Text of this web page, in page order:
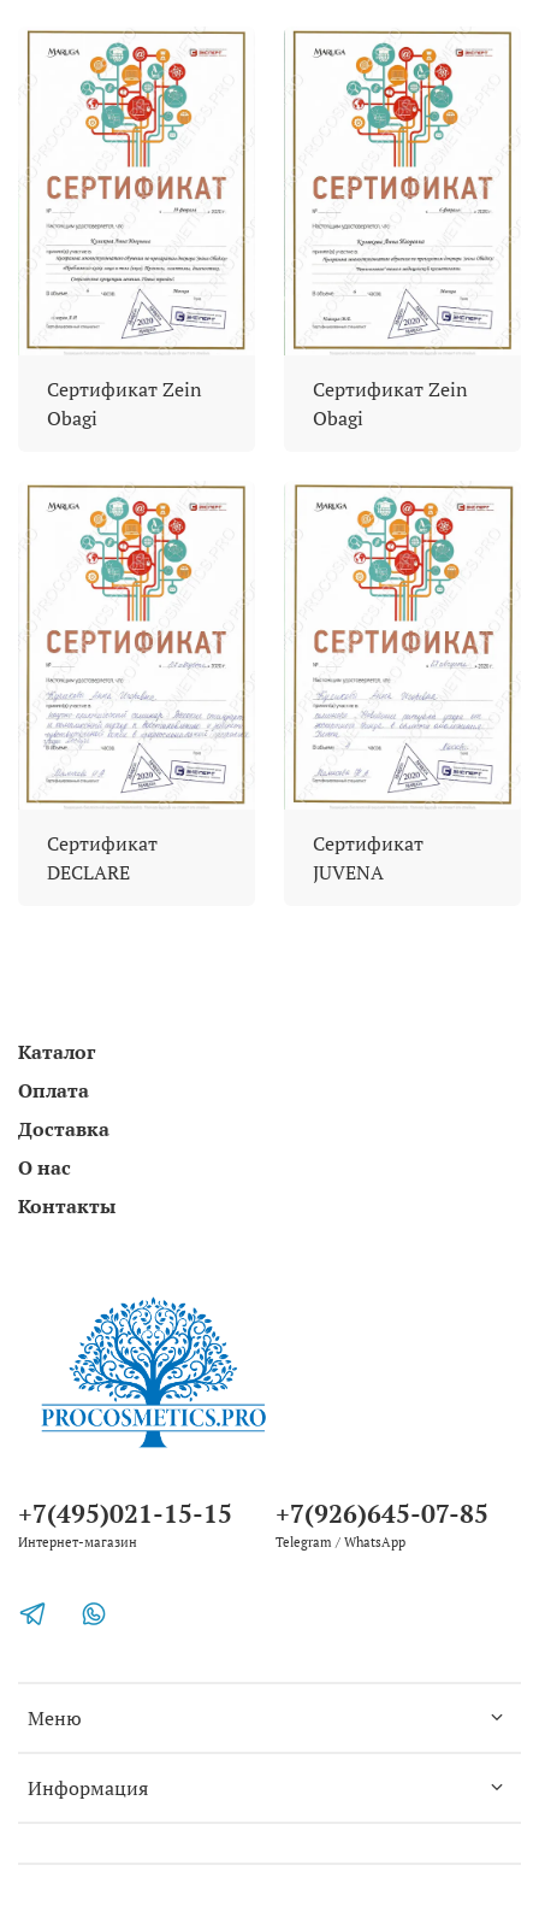
Сертификат Zein
Obagi
Сертификат Zein
Obagi
Сертификат
DECLARE
Сертификат
JUVENA
Каталог
Оплата
Доставка
О нас
Контакты
Меню
Информация
+7(495)021-15-15
Интернет-магазин
+7(926)645-07-85
Telegram / WhatsApp